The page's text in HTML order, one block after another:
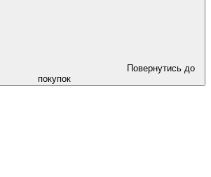
Повернутись до
покупок